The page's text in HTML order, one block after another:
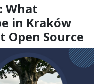
What
in Kraków
Open Source